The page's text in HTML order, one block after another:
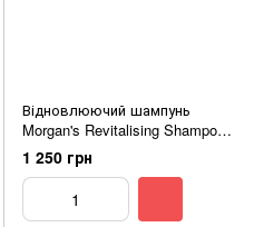
Відновлюючий шампунь
Morgan's Revitalising Shampoo
(Brazilian Orange Fragrance) 1
Litre
1 250 грн